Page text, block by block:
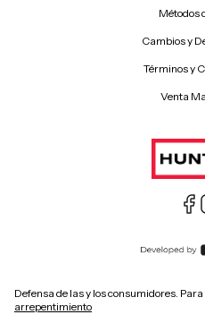
Métodos
Cambios y
Términos y
Venta
Defensa de las y los consumidores.
arrepentimiento